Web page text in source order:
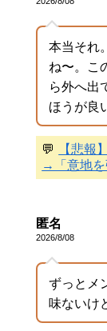
本当それ
ね〜。こ
ら外へ出
ほうが良
💬
【悲報
→「意地を
匿名
2026/8/08
ずっとメ
味ないけ